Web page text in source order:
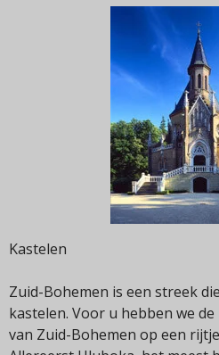
Kastelen
Zuid-Bohemen is een streek
kastelen. Voor u hebben we
van Zuid-Bohemen op een